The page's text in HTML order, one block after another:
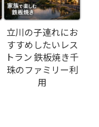
立川の子連れにお
すすめしたいレス
トラン 鉄板焼き千
珠のファミリー利
用